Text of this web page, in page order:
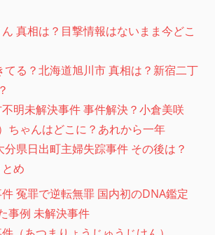
真相は？目撃情報はないまま今どこ
てる？北海道旭川市 真相は？新宿二丁
明未解決事件 事件解決？小倉美咲
ちゃんはどこに？あれから一年
分県日出町主婦失踪事件 その後は？
め
冤罪で逆転無罪 国内初のDNA鑑定
事例 未解決事件